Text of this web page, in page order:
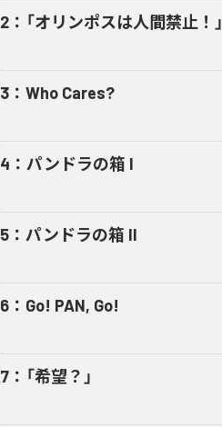
2 ： 「オリンポスは人間禁止！」
3 ： Who Cares?
4 ： パンドラの箱 I
5 ： パンドラの箱 II
6 ： Go! PAN, Go!
7 ： 「希望？」